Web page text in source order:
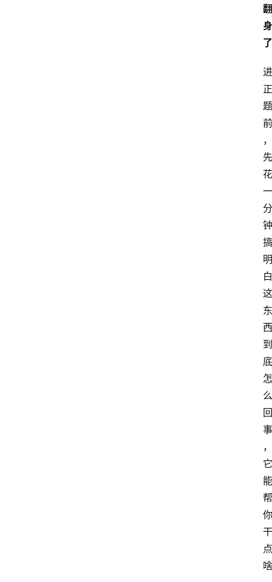
翻
身
了
进
正
题
前
，
先
花
一
分
钟
搞
明
白
这
东
西
到
底
怎
么
回
事
，
它
能
帮
你
干
点
啥